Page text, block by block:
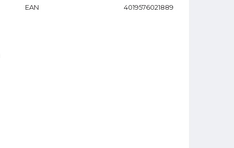
EAN 4019576021889